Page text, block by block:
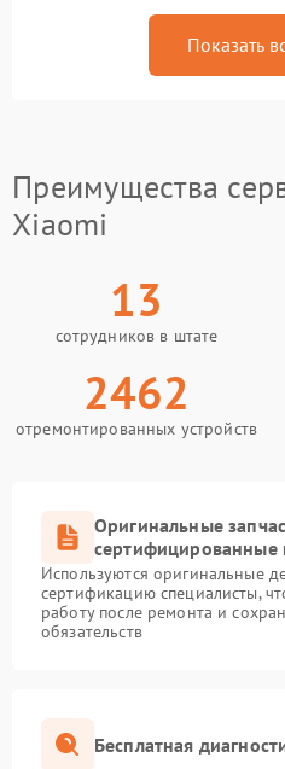
Показать
Преимущества
Xiaomi
13
сотрудников в штате
2462
отремонтированных устройств
Оригинальные
сертифицированные
Используются оригинальные
сертификацию специалисты,
работу после ремонта и
обязательств
Бесплатная